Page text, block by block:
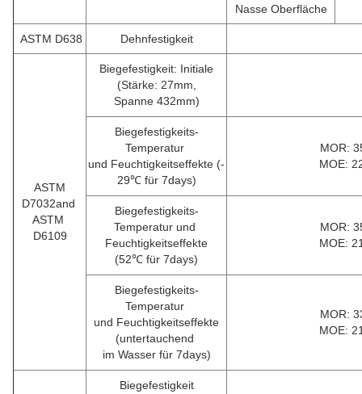
Nasse Oberfläche
ASTM D638 Dehnfestigkeit
ASTM
D7032and
ASTM
D6109
Biegefestigkeit: Initiale
(Stärke: 27mm,
Spanne 432mm)
Biegefestigkeits-
Temperatur
und Feuchtigkeitseffekte (-
29℃ für 7days)
MOR:
MOE:
Biegefestigkeits-
Temperatur und
Feuchtigkeitseffekte
(52℃ für 7days)
MOR:
MOE:
Biegefestigkeits-
Temperatur
und Feuchtigkeitseffekte
(untertauchend
im Wasser für 7days)
MOR:
MOE:
Biegefestigkeit